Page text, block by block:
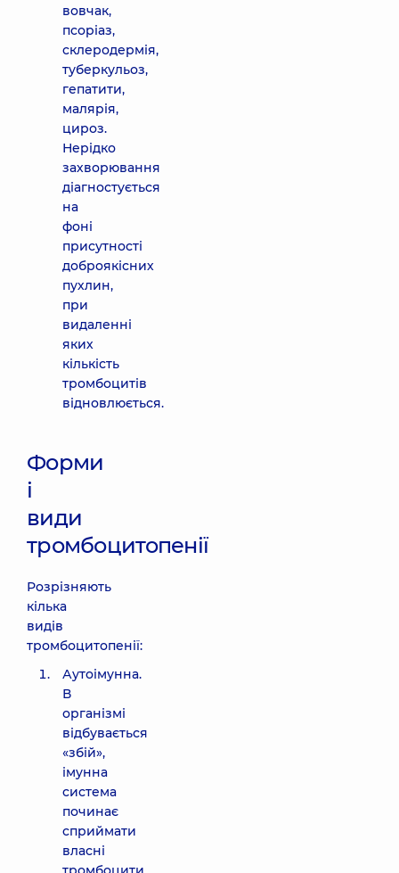
вовчак,
псоріаз,
склеродермія,
туберкульоз,
гепатити,
малярія,
цироз.
Нерідко
захворювання
діагностується
на
фоні
присутності
доброякісних
пухлин,
при
видаленні
яких
кількість
тромбоцитів
відновлюється.
Форми
і
види
тромбоцитопенії
Розрізняють
кілька
видів
тромбоцитопенії:
Аутоімунна.
В
організмі
відбувається
«збій»,
імунна
система
починає
сприймати
власні